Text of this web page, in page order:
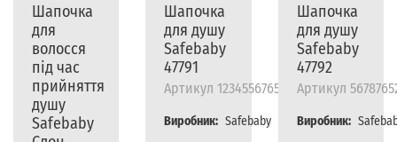
Шапочка
для
волосся
під час
прийняття
душу
Safebaby
Шапочка
для душу
Safebaby
47791
Артикул 12345567656787
Виробник: Safebaby
Шапочка
для душу
Safebaby
47792
Артикул
Виробник: